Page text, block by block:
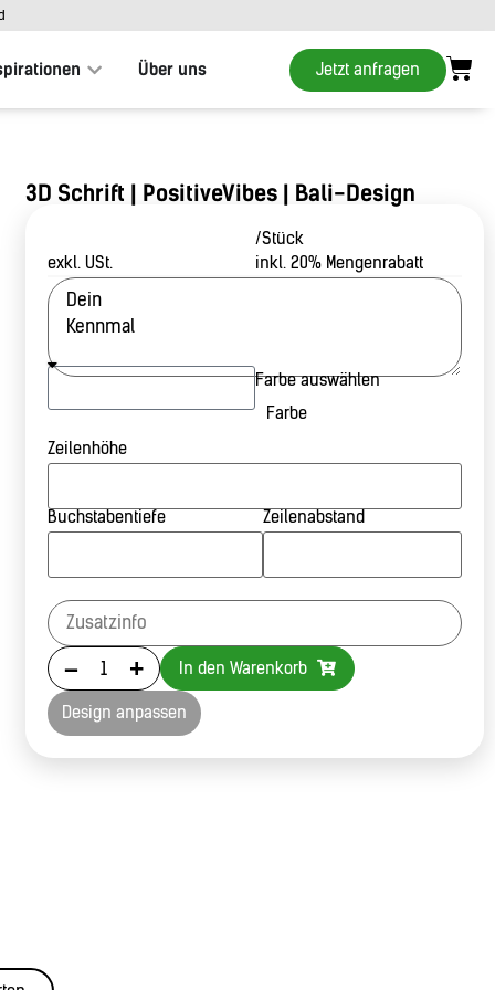
Über uns Jetzt anfragen
3D Schrift | PositiveVibes | Bali-Design
/Stück
exkl. USt.
inkl. 20% Mengenrabatt
Farbe auswählen
Farbe
Zeilenhöhe
Buchstabentiefe Zeilenabstand
- + In den Warenkorb
Design anpassen